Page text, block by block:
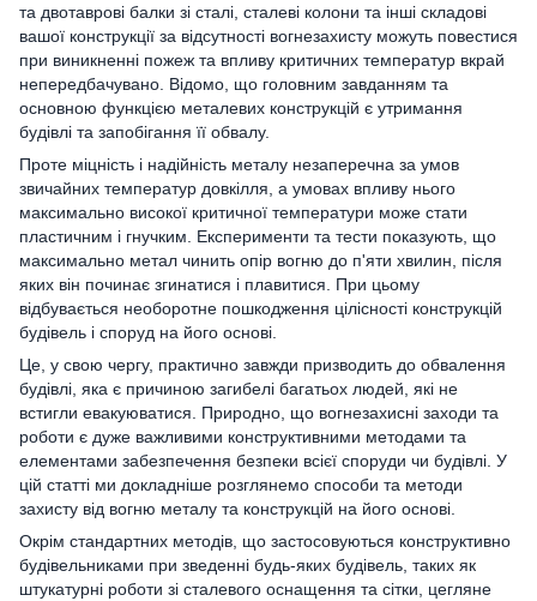
та двотаврові балки зі сталі, сталеві колони та інші складові
вашої конструкції за відсутності вогнезахисту можуть повестися
при виникненні пожеж та впливу критичних температур вкрай
непередбачувано. Відомо, що головним завданням та
основною функцією металевих конструкцій є утримання
будівлі та запобігання її обвалу.
Проте міцність і надійність металу незаперечна за умов
звичайних температур довкілля, а умовах впливу нього
максимально високої критичної температури може стати
пластичним і гнучким. Експерименти та тести показують, що
максимально метал чинить опір вогню до п'яти хвилин, після
яких він починає згинатися і плавитися. При цьому
відбувається необоротне пошкодження цілісності конструкцій
будівель і споруд на його основі.
Це, у свою чергу, практично завжди призводить до обвалення
будівлі, яка є причиною загибелі багатьох людей, які не
встигли евакуюватися. Природно, що вогнезахисні заходи та
роботи є дуже важливими конструктивними методами та
елементами забезпечення безпеки всієї споруди чи будівлі. У
цій статті ми докладніше розглянемо способи та методи
захисту від вогню металу та конструкцій на його основі.
Окрім стандартних методів, що застосовуються конструктивно
будівельниками при зведенні будь-яких будівель, таких як
штукатурні роботи зі сталевого оснащення та сітки, цегляне